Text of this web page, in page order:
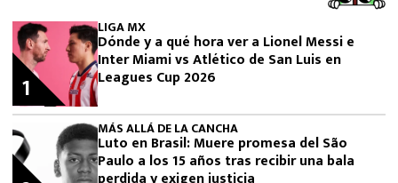
LIGA MX
Dónde y a qué hora ver a Lionel Messi e
Inter Miami vs Atlético de San Luis en
Leagues Cup 2026
1
MÁS ALLÁ DE LA CANCHA
Luto en Brasil: Muere promesa del São
Paulo a los 15 años tras recibir una bala